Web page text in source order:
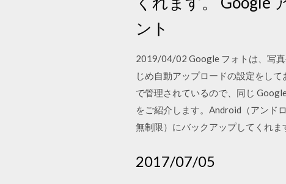
ント
2019/04/02 Google フォトは、写
じめ自動アップロードの設定をし
で管理されているので、同じ
をご紹介します。Android（アンド
無制限）にバックアップしてくれ
2017/07/05